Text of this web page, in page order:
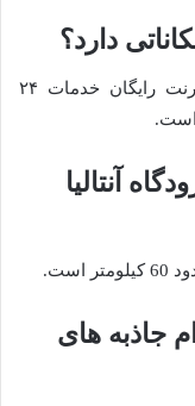
دارد؟
هتل دارای استخر روباز رستوران بار اینترنت رایگان خدمات ۲۴
است.
آنتالیا
جاذبه های